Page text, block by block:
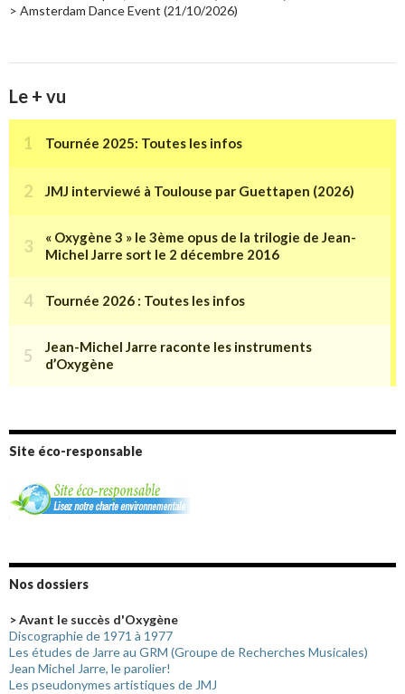
> Amsterdam Dance Event (21/10/2026)
Le + vu
Site éco-responsable
Nos dossiers
> Avant le succès d'Oxygène
Discographie de 1971 à 1977
Les études de Jarre au GRM (Groupe de Recherches Musicales)
Jean Michel Jarre, le parolier!
Les pseudonymes artistiques de JMJ